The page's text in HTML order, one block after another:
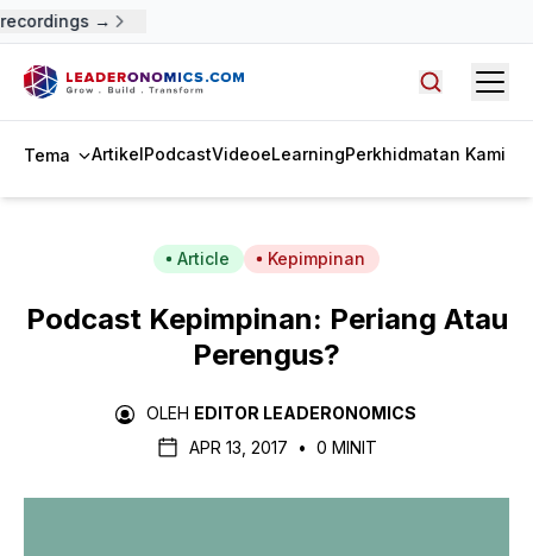
→
Tema ArtikelPodcastVideoeLearningPerkhidmatan Kami
Article Kepimpinan
Podcast Kepimpinan: Periang Atau
Perengus?
OLEH EDITOR LEADERONOMICS
APR 13, 2017
• 0 MINIT